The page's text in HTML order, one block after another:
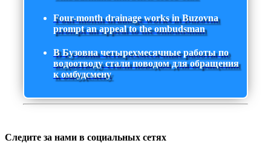
Four-month drainage works in Buzovna
prompt an appeal to the ombudsman
В Бузовна четырехмесячные работы по
водоотводу стали поводом для обращения
к омбудсмену
Следите за нами в социальных сетях